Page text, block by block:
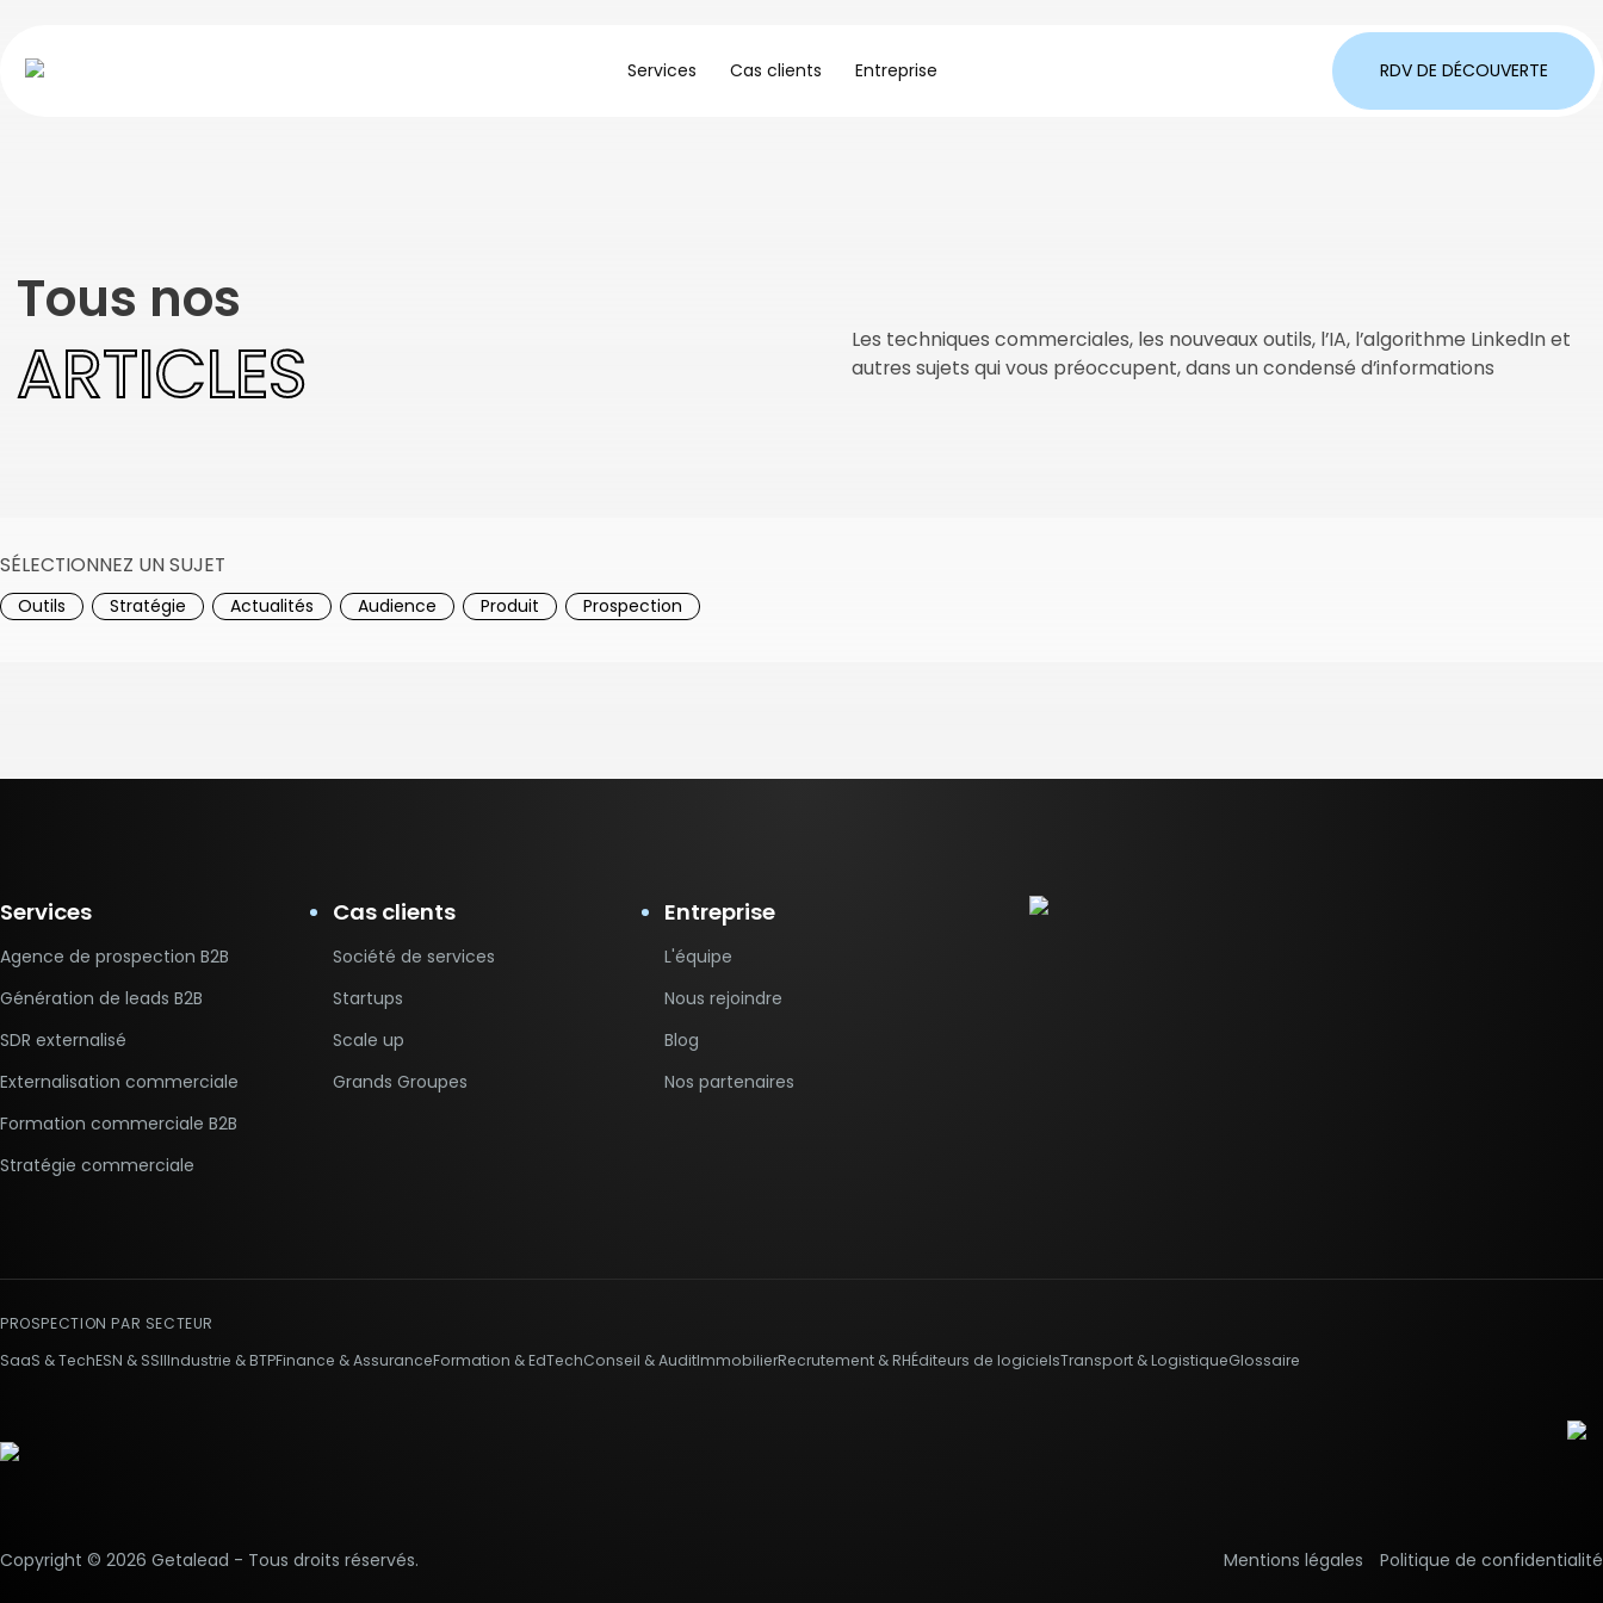
Services Cas clients Entreprise RDV DE DÉCOUVERTE
Tous nos
ARTICLES
Les techniques commerciales, les nouveaux outils, l’IA, l’algorithme LinkedIn et
autres sujets qui vous préoccupent, dans un condensé d’informations
SÉLECTIONNEZ UN SUJET
Outils Stratégie Actualités Audience Produit Prospection
Services
Agence de prospection B2B
Génération de leads B2B
SDR externalisé
Externalisation commerciale
Formation commerciale B2B
Stratégie commerciale
Cas clients
Société de services
Startups
Scale up
Grands Groupes
Entreprise
L'équipe
Nous rejoindre
Blog
Nos partenaires
PROSPECTION PAR SECTEUR
SaaS & TechESN & SSIIIndustrie & BTPFinance & AssuranceFormation & EdTechConseil & AuditImmobilierRecrutement & RHÉditeurs de logicielsTransport & LogistiqueGlossaire
Copyright © 2026 Getalead - Tous droits réservés. Mentions légales Politique de confidentialité